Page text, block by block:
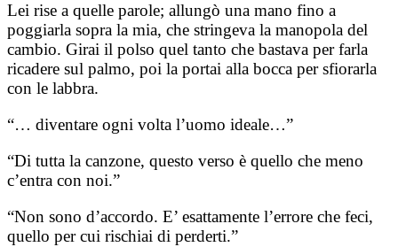
Lei rise a quelle parole; allungò una mano fino a
poggiarla sopra la mia, che stringeva la manopola del
cambio. Girai il polso quel tanto che bastava per farla
ricadere sul palmo, poi la portai alla bocca per sfiorarla
con le labbra.
“… diventare ogni volta l’uomo ideale…”
“Di tutta la canzone, questo verso è quello che meno
c’entra con noi.”
“Non sono d’accordo. E’ esattamente l’errore che feci,
quello per cui rischiai di perderti.”